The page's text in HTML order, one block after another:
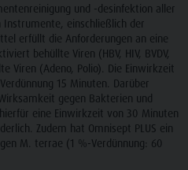
und -desinfektion aller
einschließlich der
erfüllt die Anforderungen an eine
behüllte Viren (HBV, HIV, BVDV,
Viren (Adeno, Polio). Die Einwirkzeit
15 Minuten. Darüber
gegen Bakterien und
eine Einwirkzeit von 30 Minuten
Zudem hat Omnisept PLUS ein
M. terrae (1 %-Verdünnung: 60